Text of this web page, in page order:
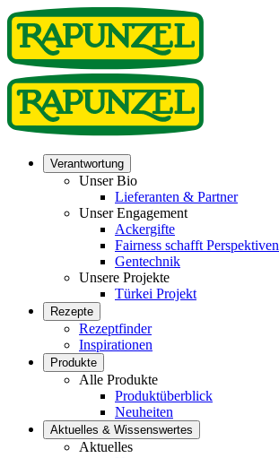
Verantwortung
Unser Bio
Lieferanten & Partner
Unser Engagement
Ackergifte
Fairness schafft Perspektiven
Gentechnik
Unsere Projekte
Türkei Projekt
Rezepte
Rezeptfinder
Inspirationen
Produkte
Alle Produkte
Produktüberblick
Neuheiten
Aktuelles & Wissenswertes
Aktuelles